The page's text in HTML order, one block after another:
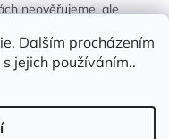
Dalším procházením
jejich používáním..
neověřujeme, ale